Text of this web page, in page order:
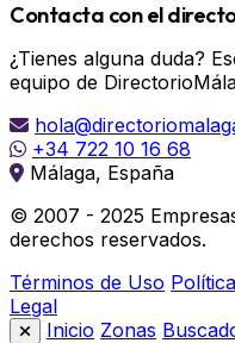
Contacta con el
¿Tienes alguna duda?
equipo de
+34 722 10 16 68
Málaga, España
© 2007 - 2025
derechos reservados.
Términos de Uso
Legal
Inicio Zonas